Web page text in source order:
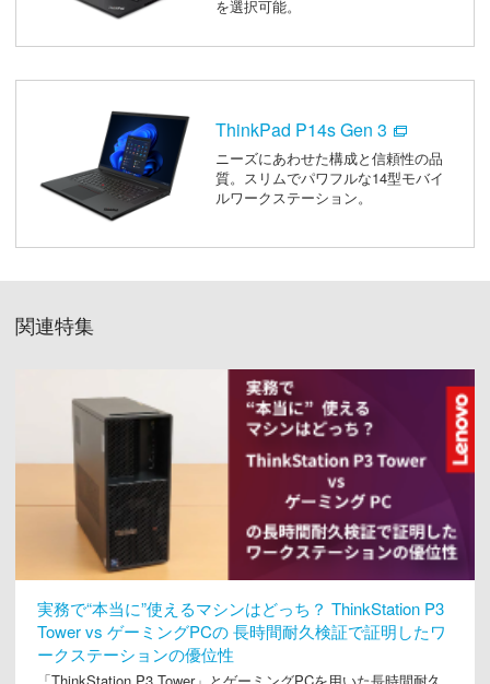
を選択可能。
ThinkPad P14s Gen 3
ニーズにあわせた構成と信頼性の品
質。スリムでパワフルな14型モバイ
ルワークステーション。
関連特集
実務で“本当に”使えるマシンはどっち？ ThinkStation P3
Tower vs ゲーミングPCの 長時間耐久検証で証明したワ
ークステーションの優位性